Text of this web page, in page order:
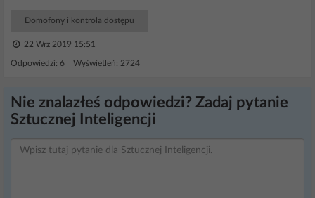
Domofony i kontrola dostępu
22 Wrz 2019 15:51
Odpowiedzi: 6 Wyświetleń: 2724
Nie znalazłeś odpowiedzi? Zadaj pytanie
Sztucznej Inteligencji